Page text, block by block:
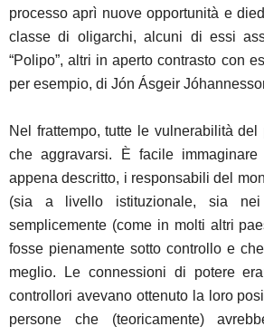
processo aprì nuove opportunità e
classe di oligarchi, alcuni di essi
“Polipo”, altri in aperto contrasto con
per esempio, di Jón Ásgeir
Nel frattempo, tutte le vulnerabilità
che aggravarsi. È facile
appena descritto, i responsabili del
(sia a livello istituzionale, sia nei
semplicemente (come in molti altri
fosse pienamente sotto controllo e
meglio. Le connessioni di potere
controllori avevano ottenuto la loro
persone che (teoricamente)